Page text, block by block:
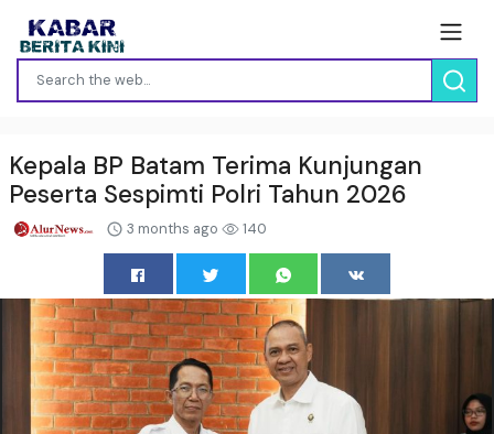
Kepala BP Batam Terima Kunjungan
Peserta Sespimti Polri Tahun 2026
3 months ago 140